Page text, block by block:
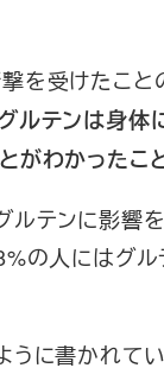
を受けたこと
ルテンは身体
がわかったこ
ルテンに影響
の人にはグル
うに書かれてい